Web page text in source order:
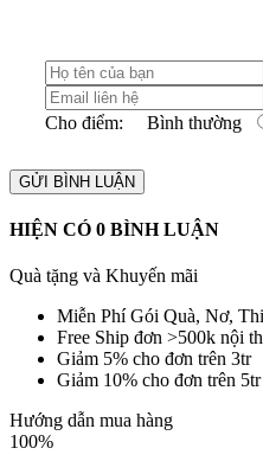
Cho điểm: Bình thường
GỬI BÌNH LUẬN
HIỆN CÓ 0 BÌNH LUẬN
Quà tặng và Khuyến mãi
Miễn Phí Gói Quà, Nơ,
Free Ship đơn >500k nội
Giảm 5% cho đơn trên 3tr
Giảm 10% cho đơn trên 5tr
Hướng dẫn mua hàng
100%